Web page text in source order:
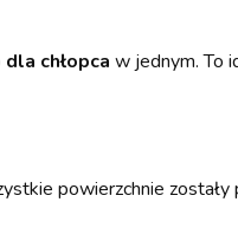
dla chłopca w jednym. To
powierzchnie zostały